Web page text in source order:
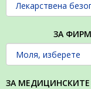
ЗА
ЗА